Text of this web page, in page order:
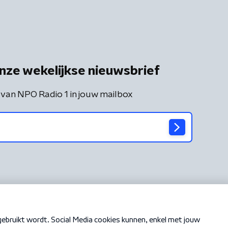
wekelijkse nieuwsbrief
NPO Radio 1 in jouw mailbox